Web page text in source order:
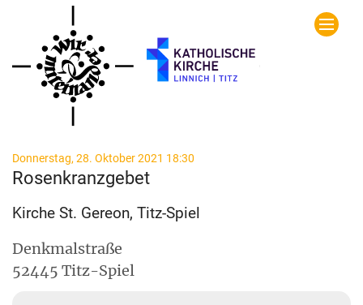
Zum Inhalt springen
Donnerstag, 28. Oktober 2021 18:30
Rosenkranzgebet
Kirche St. Gereon, Titz-Spiel
Denkmalstraße
52445 Titz-Spiel